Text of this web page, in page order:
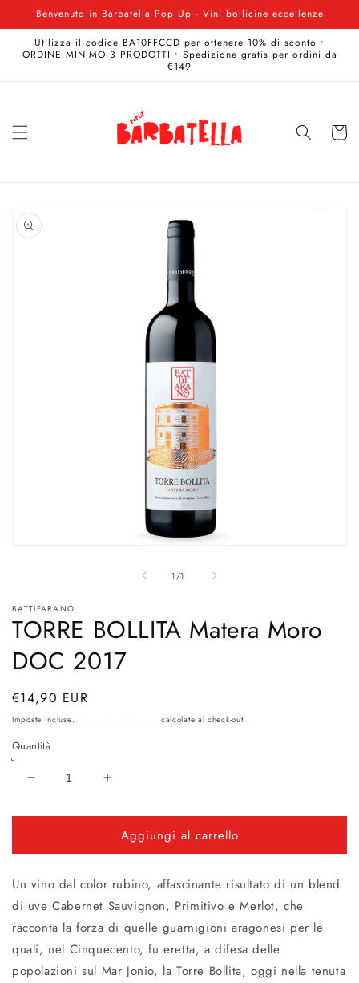
direttamente
ai contenuti
Benvenuto in Barbatella Pop Up - Vini bollicine eccellenze
Utilizza il codice BA10FFCCD per ottenere 10% di sconto •
ORDINE MINIMO 3 PRODOTTI • Spedizione gratis per ordini da
€149
Carrello
Passa alle
informazioni
sul prodotto
finestra
modale
1 /
su1
BATTIFARANO
TORRE BOLLITA Matera Moro
DOC 2017
Prezzo
di
€14,90 EUR
Imposte incluse. calcolate al check-out.
Quantità
Diminuisci
per
BOLLITA
Moro
DOC
Aumenta
per
TORRE
BOLLITA
Moro
DOC
2017
Aggiungi al carrello
Un vino dal color rubino, affascinante risultato di un blend
di uve Cabernet Sauvignon, Primitivo e Merlot, che
racconta la forza di quelle guarnigioni aragonesi per le
quali, nel Cinquecento, fu eretta, a difesa delle
popolazioni sul Mar Jonio, la Torre Bollita, oggi nella tenuta